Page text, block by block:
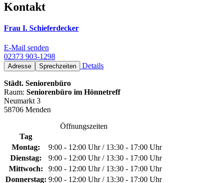
Kontakt
Frau I. Schieferdecker
E-Mail senden
02373 903-1298
Adresse Sprechzeiten Details
Städt. Seniorenbüro
Raum: Seniorenbüro im Hönnetreff
Neumarkt 3
58706 Menden
Öffnungszeiten
Tag
Montag:
9:00 - 12:00 Uhr / 13:30 - 17:00 Uhr
Dienstag:
9:00 - 12:00 Uhr / 13:30 - 17:00 Uhr
Mittwoch:
9:00 - 12:00 Uhr / 13:30 - 17:00 Uhr
Donnerstag: 9:00 - 12:00 Uhr / 13:30 - 17:00 Uhr